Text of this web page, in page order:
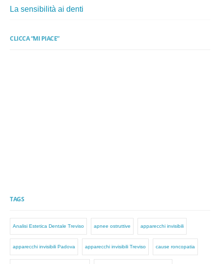
La sensibilità ai denti
CLICCA “MI PIACE”
TAGS
Analisi Estetica Dentale Treviso apnee ostruttive apparecchi invisibili
apparecchi invisibili Padova apparecchi invisibili Treviso cause roncopatia